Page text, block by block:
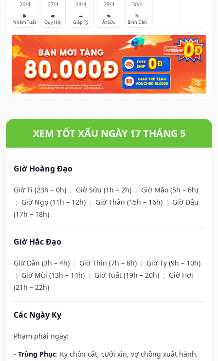
26/4
🐕
Nhâm Tuất
27/4
🐖
Quý Hợi
28/4
🐀
Giáp Tý
29/4
🐂
Ất Sửu
30/4
🐅
Bính Dần
XEM TỐT XẤU NGÀY 17 THÁNG 5
Giờ Hoàng Đạo
Giờ Tí (23h – 0h) ; Giờ Sửu (1h – 2h) ; Giờ Mão (5h – 6h)
; Giờ Ngọ (11h – 12h) ; Giờ Thân (15h – 16h) ; Giờ Dậu
(17h – 18h)
Giờ Hắc Đạo
Giờ Dần (3h – 4h) ; Giờ Thìn (7h – 8h) ; Giờ Tỵ (9h – 10h)
; Giờ Mùi (13h – 14h) ; Giờ Tuất (19h – 20h) ; Giờ Hợi
(21h – 22h)
Các Ngày Kỵ
Phạm phải ngày:
- Trùng Phục: Kỵ chôn cất, cưới xin, vợ chồng xuất hành,